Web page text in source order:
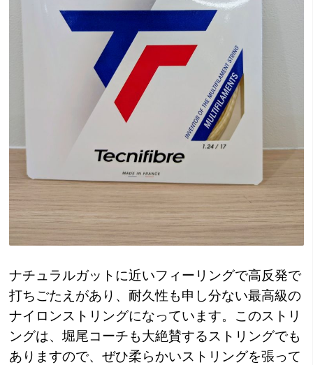
ナチュラルガットに近いフィーリングで高反発で
打ちごたえがあり、耐久性も申し分ない最高級の
ナイロンストリングになっています。このストリ
ングは、堀尾コーチも大絶賛するストリングでも
ありますので、ぜひ柔らかいストリングを張って